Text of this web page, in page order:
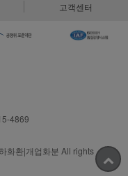
고객센터
4869
화환|개업화분 All rights